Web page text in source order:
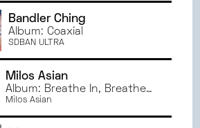
Bandler Ching
Album: Coaxial
SDBAN ULTRA
Milos Asian
Album: Breathe In, Breathe
Out
Milos Asian